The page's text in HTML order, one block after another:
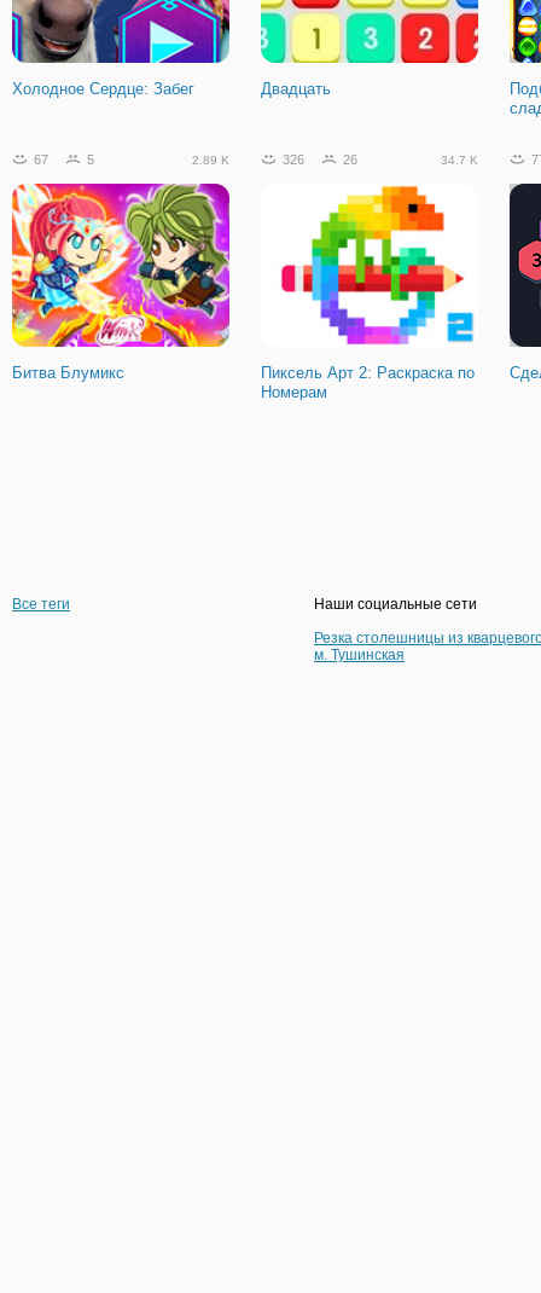
Приветик Фермы
Холодное Сердце: Забег Двадцать
67 5 2.89 K
Битва Блумикс
326 26 34.7 K
Пиксель Арт 2: Раскраска по
Номерам
Все теги
Наши социальные сети
Резка столешницы из
м. Тушинская